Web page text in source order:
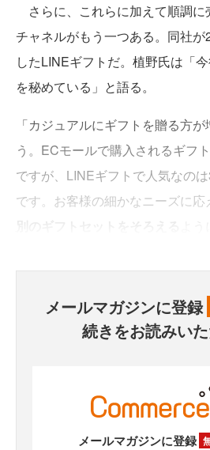
さらに、これらに加えて順調に
チャネルがもう一つある。同社
したLINEギフトだ。植野氏は「
を秘めている」と語る。
「カジュアルにギフトを贈る方
う。ECモールで購入されるギフ
ですが、LINEギフトで人気なの
です。お客様の細かなニーズに応
メールマガジンに登録
続きをお読みい
メールマガジンに登録